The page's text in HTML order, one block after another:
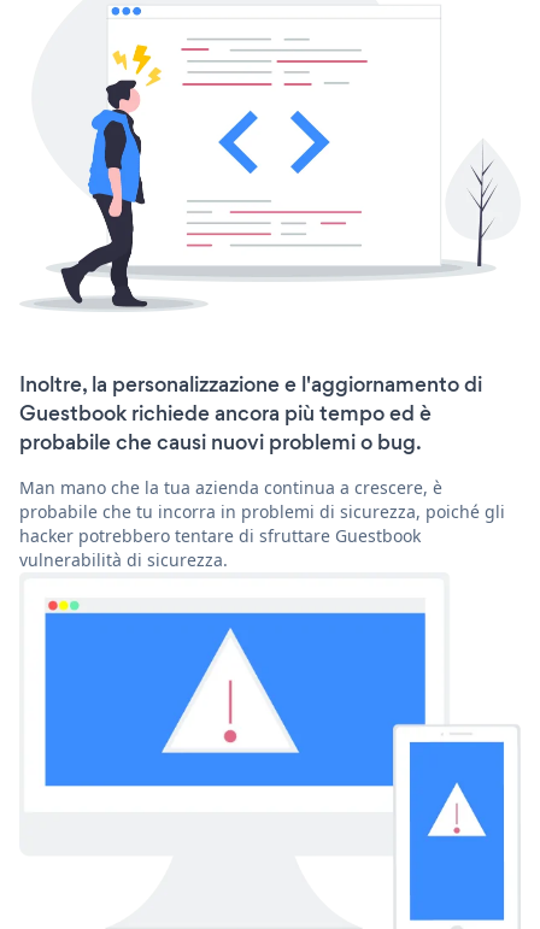
Inoltre, la personalizzazione e l'aggiornamento di
Guestbook richiede ancora più tempo ed è
probabile che causi nuovi problemi o bug.
Man mano che la tua azienda continua a crescere, è
probabile che tu incorra in problemi di sicurezza, poiché gli
hacker potrebbero tentare di sfruttare Guestbook
vulnerabilità di sicurezza.